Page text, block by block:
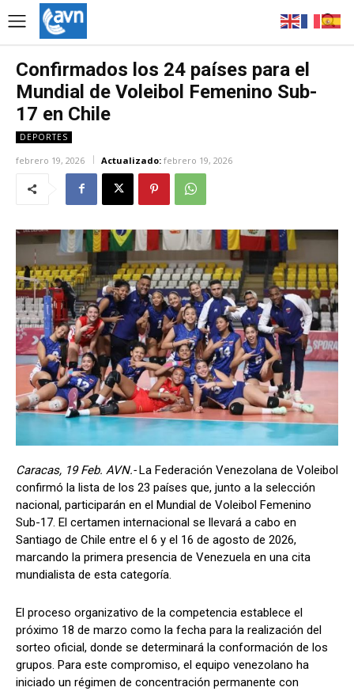
Confirmados los 24 países para el
Mundial de Voleibol Femenino Sub-
17 en Chile
DEPORTES
febrero 19, 2026 Actualizado: febrero 19, 2026
Caracas, 19 Feb. AVN.-La Federación Venezolana de Voleibol
confirmó la lista de los 23 países que, junto a la selección
nacional, participarán en el Mundial de Voleibol Femenino
Sub-17. El certamen internacional se llevará a cabo en
Santiago de Chile entre el 6 y el 16 de agosto de 2026,
marcando la primera presencia de Venezuela en una cita
mundialista de esta categoría.
El proceso organizativo de la competencia establece el
próximo 18 de marzo como la fecha para la realización del
sorteo oficial, donde se determinará la conformación de los
grupos. Para este compromiso, el equipo venezolano ha
iniciado un régimen de concentración permanente con